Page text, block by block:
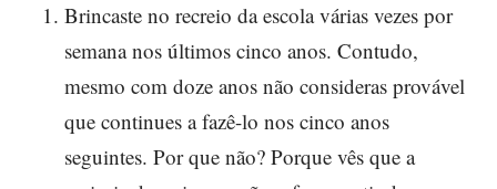
Brincaste no recreio da escola várias vezes por
semana nos últimos cinco anos. Contudo,
mesmo com doze anos não consideras provável
que continues a fazê-lo nos cinco anos
seguintes. Por que não? Porque vês que a